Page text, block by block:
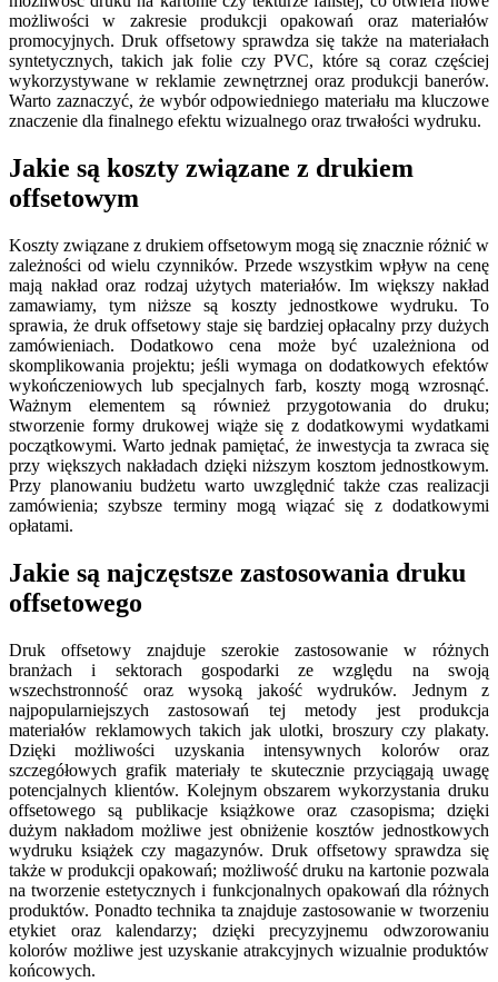
możliwości w zakresie produkcji opakowań oraz materiałów
promocyjnych. Druk offsetowy sprawdza się także na materiałach
syntetycznych, takich jak folie czy PVC, które są coraz częściej
wykorzystywane w reklamie zewnętrznej oraz produkcji banerów.
Warto zaznaczyć, że wybór odpowiedniego materiału ma kluczowe
znaczenie dla finalnego efektu wizualnego oraz trwałości wydruku.
Jakie są koszty związane z drukiem
offsetowym
Koszty związane z drukiem offsetowym mogą się znacznie różnić w
zależności od wielu czynników. Przede wszystkim wpływ na cenę
mają nakład oraz rodzaj użytych materiałów. Im większy nakład
zamawiamy, tym niższe są koszty jednostkowe wydruku. To
sprawia, że druk offsetowy staje się bardziej opłacalny przy dużych
zamówieniach. Dodatkowo cena może być uzależniona od
skomplikowania projektu; jeśli wymaga on dodatkowych efektów
wykończeniowych lub specjalnych farb, koszty mogą wzrosnąć.
Ważnym elementem są również przygotowania do druku;
stworzenie formy drukowej wiąże się z dodatkowymi wydatkami
początkowymi. Warto jednak pamiętać, że inwestycja ta zwraca się
przy większych nakładach dzięki niższym kosztom jednostkowym.
Przy planowaniu budżetu warto uwzględnić także czas realizacji
zamówienia; szybsze terminy mogą wiązać się z dodatkowymi
opłatami.
Jakie są najczęstsze zastosowania druku
offsetowego
Druk offsetowy znajduje szerokie zastosowanie w różnych
branżach i sektorach gospodarki ze względu na swoją
wszechstronność oraz wysoką jakość wydruków. Jednym z
najpopularniejszych zastosowań tej metody jest produkcja
materiałów reklamowych takich jak ulotki, broszury czy plakaty.
Dzięki możliwości uzyskania intensywnych kolorów oraz
szczegółowych grafik materiały te skutecznie przyciągają uwagę
potencjalnych klientów. Kolejnym obszarem wykorzystania druku
offsetowego są publikacje książkowe oraz czasopisma; dzięki
dużym nakładom możliwe jest obniżenie kosztów jednostkowych
wydruku książek czy magazynów. Druk offsetowy sprawdza się
także w produkcji opakowań; możliwość druku na kartonie pozwala
na tworzenie estetycznych i funkcjonalnych opakowań dla różnych
produktów. Ponadto technika ta znajduje zastosowanie w tworzeniu
etykiet oraz kalendarzy; dzięki precyzyjnemu odwzorowaniu
kolorów możliwe jest uzyskanie atrakcyjnych wizualnie produktów
końcowych.